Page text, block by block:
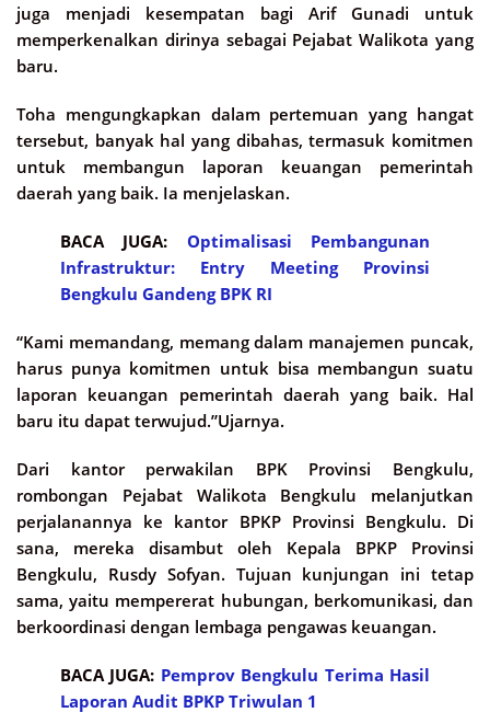
juga menjadi kesempatan bagi Arif Gunadi untuk
memperkenalkan dirinya sebagai Pejabat Walikota yang
baru.
Toha mengungkapkan dalam pertemuan yang hangat
tersebut, banyak hal yang dibahas, termasuk komitmen
untuk membangun laporan keuangan pemerintah
daerah yang baik. Ia menjelaskan.
BACA JUGA: Optimalisasi Pembangunan
Infrastruktur: Entry Meeting Provinsi
Bengkulu Gandeng BPK RI
“Kami memandang, memang dalam manajemen puncak,
harus punya komitmen untuk bisa membangun suatu
laporan keuangan pemerintah daerah yang baik. Hal
baru itu dapat terwujud.”Ujarnya.
Dari kantor perwakilan BPK Provinsi Bengkulu,
rombongan Pejabat Walikota Bengkulu melanjutkan
perjalanannya ke kantor BPKP Provinsi Bengkulu. Di
sana, mereka disambut oleh Kepala BPKP Provinsi
Bengkulu, Rusdy Sofyan. Tujuan kunjungan ini tetap
sama, yaitu mempererat hubungan, berkomunikasi, dan
berkoordinasi dengan lembaga pengawas keuangan.
BACA JUGA: Pemprov Bengkulu Terima Hasil
Laporan Audit BPKP Triwulan 1